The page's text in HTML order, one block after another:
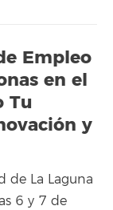
Empleo
en el
Tu
y
de La Laguna
6 y 7 de